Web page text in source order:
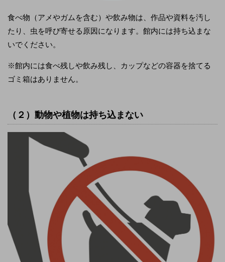
食べ物（アメやガムを含む）や飲み物は、作品や資料を汚し
たり、虫を呼び寄せる原因になります。館内には持ち込まな
いでください。
※館内には食べ残しや飲み残し、カップなどの容器を捨てる
ゴミ箱はありません。
（２）動物や植物は持ち込まない